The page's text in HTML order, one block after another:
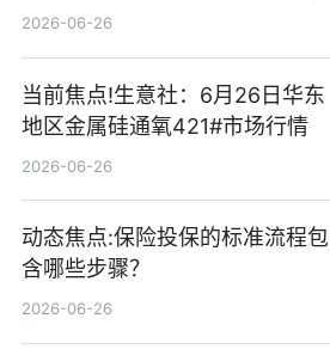
看点
2026-06-26
当前焦点!生意社：6月26日华东
地区金属硅通氧421#市场行情
2026-06-26
动态焦点:保险投保的标准流程包
含哪些步骤？
2026-06-26